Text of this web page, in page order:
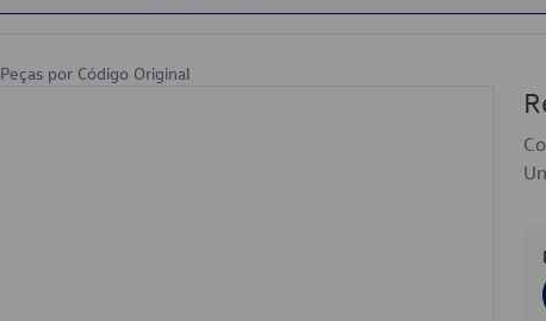
Peças por Código Original